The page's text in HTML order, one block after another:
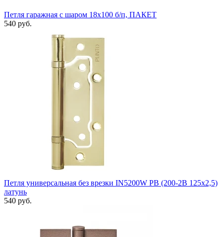
Петля гаражная с шаром 18х100 б/п, ПАКЕТ
540 руб.
Петля универсальная без врезки IN5200W PB (200-2B 125x2,5)
латунь
540 руб.